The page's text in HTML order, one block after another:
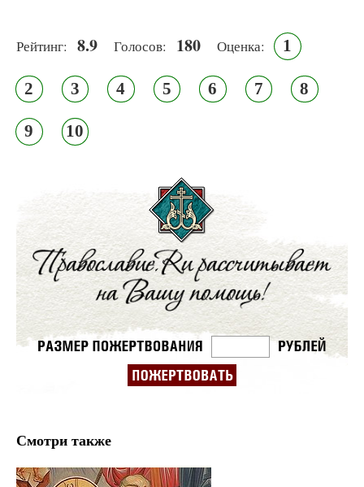
Рейтинг: 8.9 Голосов: 180 Оценка: 1
2 3 4 5 6 7 8
9 10
Смотри также